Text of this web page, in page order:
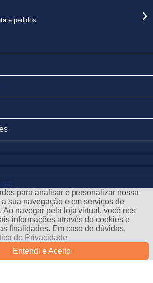
e pedidos
para analisar e personalizar nossa
a sua navegação e em serviços de
Ao navegar pela loja virtual, você nos
informações através do cookies e
finalidades. Em caso de dúvidas,
de Privacidade
Entendi e Aceito